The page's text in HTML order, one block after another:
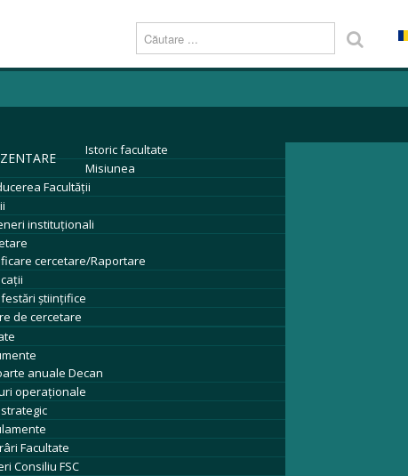
Istoric facultate
Misiunea
Facultăţii
instituţionali
cercetare/Raportare
științifice
de cercetare
anuale Decan
operaționale
Facultate
Consiliu FSC